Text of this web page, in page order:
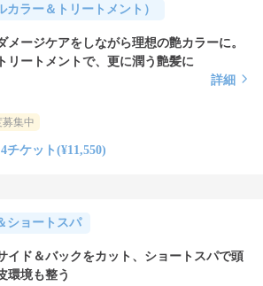
カラー＆トリートメント）
メージケアをしながら理想の艶カラーに。
トリートメントで、更に潤う艶髪に
詳細
集中
4チケット(¥11,550)
ショートスパ
イド＆バックをカット、ショートスパで頭
環境も整う